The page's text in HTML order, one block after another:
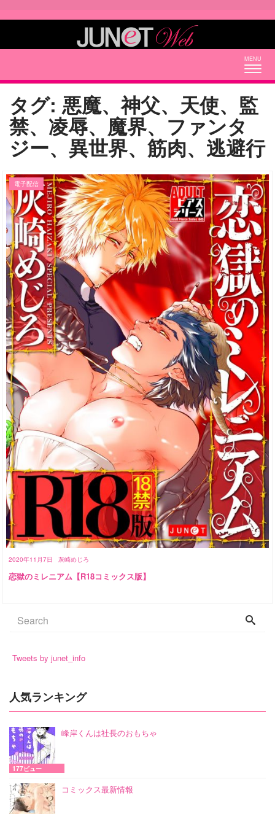
タグ: 悪魔、神父、天使、監
禁、凌辱、魔界、ファンタ
ジー、異世界、筋肉、逃避行
2020年11月7日 灰崎めじろ
電子配信
恋獄のミレニアム【R18コミックス版】
Tweets by junet_info
人気ランキング
峰岸くんは社長のおもちゃ
177ビュー
コミックス最新情報